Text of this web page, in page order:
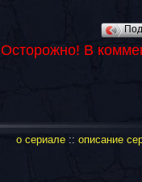
Осторожно! В
о сериале:: описание